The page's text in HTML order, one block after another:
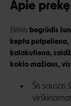
Apie prekę
Elitinis begrūdis
kepta putpeliena,
kalakutiena,
kokio mažiaus,
Šis